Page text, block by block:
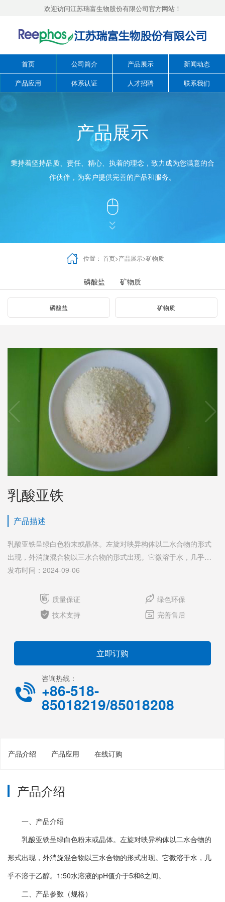
欢迎访问江苏瑞富生物股份有限公司官方网站！
首页 公司简介 产品展示
新闻动态
产品应用
体系认证 人才招聘 联系我们
产品展示
秉持着坚持品质、责任、精心、执着的理念，致力成为您满意的合
作伙伴，为客户提供完善的产品和服务。



 位置： 首页>产品展示>矿物质
磷酸盐 矿物质
磷酸盐 矿物质
乳酸亚铁
产品描述
乳酸亚铁呈绿白色粉末或晶体。左旋对映异构体以二水合物的形式
出现，外消旋混合物以三水合物的形式出现。它微溶于水，几乎不
溶于乙醇。1:50水溶液的pH值介于5和6之间。
发布时间：2024-09-06
 质量保证  绿色环保
 技术支持  完善售后
立即订购

咨询热线：
+86-518-
85018219/85018208
产品介绍 产品应用 在线订购
产品介绍
一、产品介绍
乳酸亚铁呈绿白色粉末或晶体。左旋对映异构体以二水合物的
形式出现，外消旋混合物以三水合物的形式出现。它微溶于水，几
乎不溶于乙醇。1:50水溶液的pH值介于5和6之间。
二、产品参数（规格）